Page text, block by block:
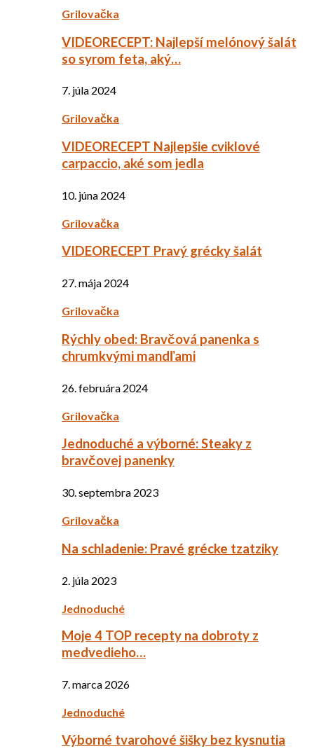
Grilovačka
VIDEORECEPT: Najlepší melónový šalát
so syrom feta, aký…
7. júla 2024
Grilovačka
VIDEORECEPT Najlepšie cviklové
carpaccio, aké som jedla
10. júna 2024
Grilovačka
VIDEORECEPT Pravý grécky šalát
27. mája 2024
Grilovačka
Rýchly obed: Bravčová panenka s
chrumkvými mandľami
26. februára 2024
Grilovačka
Jednoduché a výborné: Steaky z
bravčovej panenky
30. septembra 2023
Grilovačka
Na schladenie: Pravé grécke tzatziky
2. júla 2023
Jednoduché
Moje 4 TOP recepty na dobroty z
medvedieho…
7. marca 2026
Jednoduché
Výborné tvarohové šišky bez kysnutia